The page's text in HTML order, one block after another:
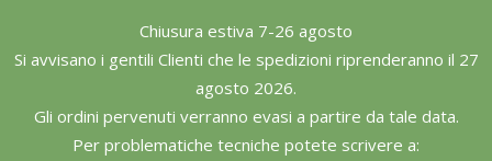
Chiusura estiva 7-26 agosto
Si avvisano i gentili Clienti che le spedizioni riprenderanno il 27
agosto 2026.
Gli ordini pervenuti verranno evasi a partire da tale data.
Per problematiche tecniche potete scrivere a:
content